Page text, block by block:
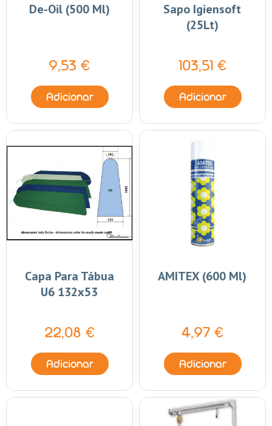
De-Oil (500 Ml)
9,53 €
Adicionar
Sapo Igiensoft
(25Lt)
103,51 €
Adicionar
Capa Para Tábua
U6 132x53
22,08 €
Adicionar
AMITEX (600 Ml)
4,97 €
Adicionar